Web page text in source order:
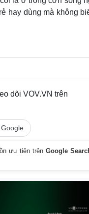
Video
Ảnh
hay dùng mà không
dõi VOV.VN trên
ưu tiên trênGoogle